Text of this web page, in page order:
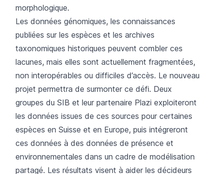
morphologique.
Les données génomiques, les connaissances
publiées sur les espèces et les archives
taxonomiques historiques peuvent combler ces
lacunes, mais elles sont actuellement fragmentées,
non interopérables ou difficiles d’accès. Le nouveau
projet permettra de surmonter ce défi. Deux
groupes du SIB et leur partenaire Plazi exploiteront
les données issues de ces sources pour certaines
espèces en Suisse et en Europe, puis intégreront
ces données à des données de présence et
environnementales dans un cadre de modélisation
partagé. Les résultats visent à aider les décideurs